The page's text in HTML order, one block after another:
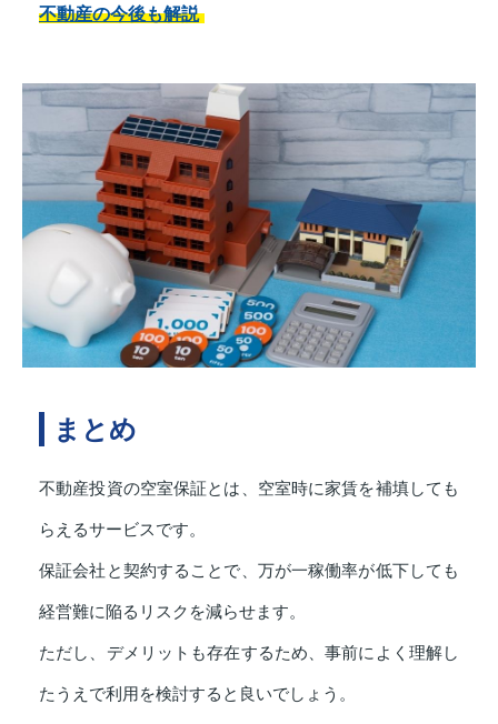
不動産の今後も解説
まとめ
不動産投資の空室保証とは、空室時に家賃を補填しても
らえるサービスです。
保証会社と契約することで、万が一稼働率が低下しても
経営難に陥るリスクを減らせます。
ただし、デメリットも存在するため、事前によく理解し
たうえで利用を検討すると良いでしょう。